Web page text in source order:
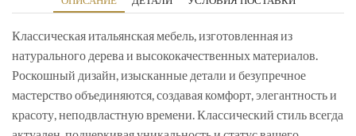
Классическая итальянская мебель, изготовленная из
натурального дерева и высококачественных материалов.
Роскошный дизайн, изысканные детали и безупречное
мастерство объединяются, создавая комфорт, элегантность и
красоту, неподвластную времени. Классический стиль всегда